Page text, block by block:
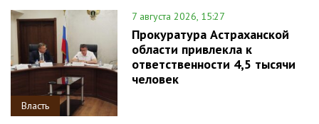
Власть
7 августа 2026, 15:27
Прокуратура Астраханской
области привлекла к
ответственности 4,5 тысячи
человек